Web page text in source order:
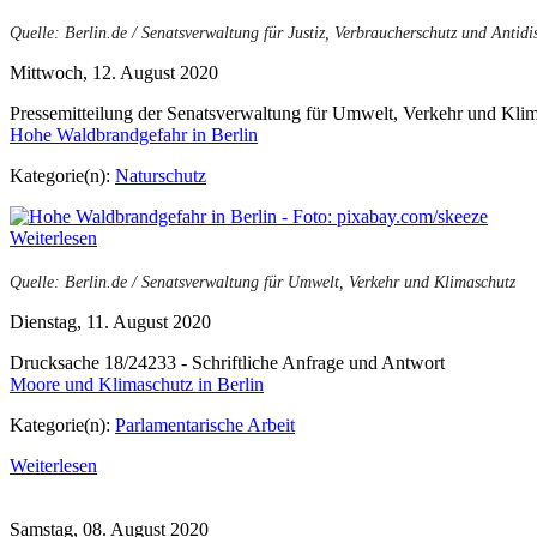
Quelle: Berlin.de / Senatsverwaltung für Justiz, Verbraucherschutz und
Mittwoch, 12. August 2020
Pressemitteilung der Senatsverwaltung für Umwelt, Verkehr und
Hohe Waldbrandgefahr in Berlin
Kategorie(n): Naturschutz
Weiterlesen
Quelle: Berlin.de / Senatsverwaltung für Umwelt, Verkehr und Klimaschutz
Dienstag, 11. August 2020
Drucksache 18/24233 - Schriftliche Anfrage und Antwort
Moore und Klimaschutz in Berlin
Kategorie(n): Parlamentarische Arbeit
Weiterlesen
Samstag, 08. August 2020